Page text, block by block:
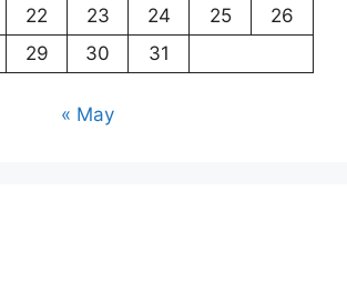
22 23 24 25
26
29 30 31
« May